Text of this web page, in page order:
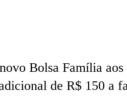
Bolsa Família
de R$ 150 a